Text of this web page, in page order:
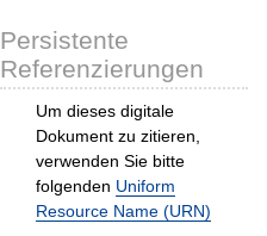
Persistente
Referenzierungen
Um dieses digitale
Dokument zu zitieren,
verwenden Sie bitte
folgenden Uniform
Resource Name (URN)